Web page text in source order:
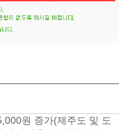
원 증가(제주도 및 도